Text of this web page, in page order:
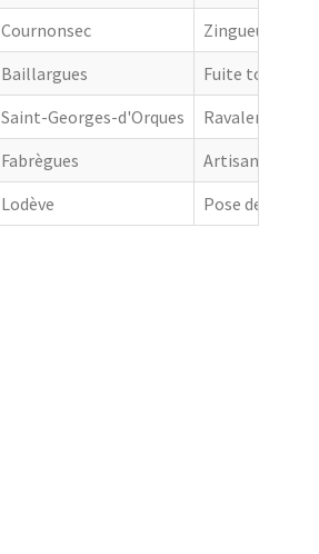
Cournonsec
Zingueur
Baillargues
Fuite toiture
Saint-Georges-d'Orques
Ravalement
Fabrègues
Artisan
Lodève Pose de